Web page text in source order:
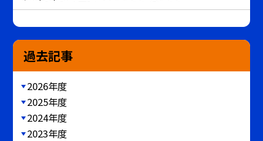
過去記事
2026年度
2025年度
2024年度
2023年度